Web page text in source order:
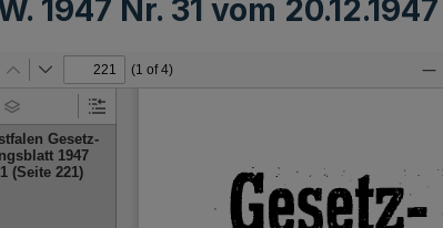
1947 Nr. 31 vom 20.12.1947